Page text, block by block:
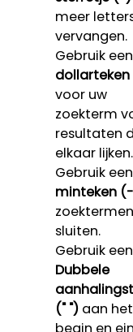
meer
vervangen.
Gebruik een
voor uw
zoekterm
resultaten
elkaar lijken.
Gebruik een
minteken
sluiten.
Gebruik een
Dubbele
(" ")aan het